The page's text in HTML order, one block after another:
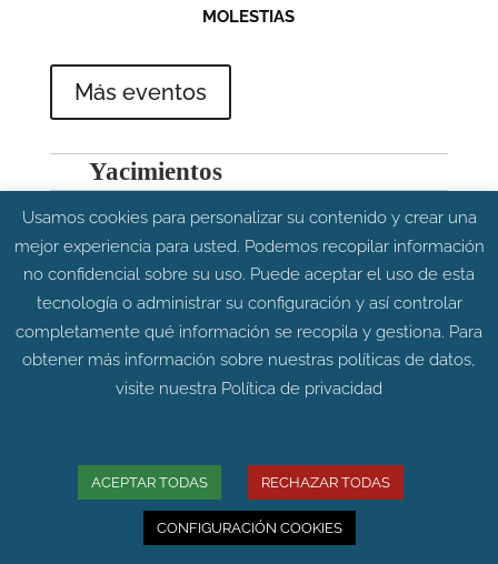
MOLESTIAS
Más eventos
Yacimientos
Usamos cookies para personalizar su contenido y crear una
mejor experiencia para usted. Podemos recopilar información
no confidencial sobre su uso. Puede aceptar el uso de esta
tecnología o administrar su configuración y así controlar
completamente qué información se recopila y gestiona. Para
obtener más información sobre nuestras políticas de datos,
visite nuestra Política de privacidad
ACEPTAR TODAS RECHAZAR TODAS
CONFIGURACIÓN COOKIES